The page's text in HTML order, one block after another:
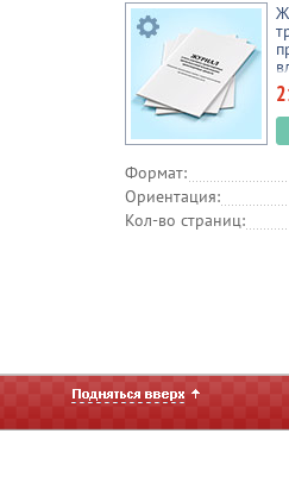
Формат:
Ориентация:
Кол-во страниц: